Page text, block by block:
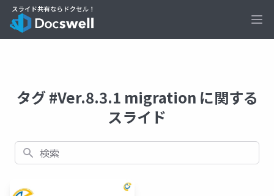
タグ #Ver.8.3.1 migration に関する
スライド
検索